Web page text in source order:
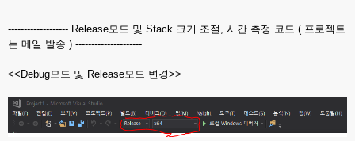
------------------- Release모드 및 Stack 크기 조절, 시간 측정 코드 ( 프로젝트
는 메일 발송 ) ---------------------
<<Debug모드 및 Release모드 변경>>